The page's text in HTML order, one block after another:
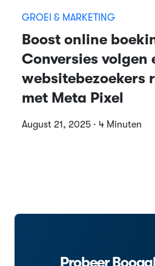
GROEI & MARKETING
Boost online
Conversies volgen
websitebezoekers
met Meta Pixel
August 21, 2025 · 4 Minuten
Probeer